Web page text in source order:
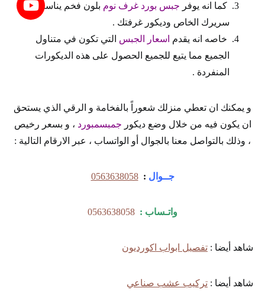
كما انه يوفر جبس بورد غرف نوم بلون فخم يناسب
سريرك الخاص وديكور غرفتك .
خاصه انه يقدم اسعار الجبس التي تكون في متناول
الجميع مما يتيع للجميع الحصول على هذه الديكورات
المنفردة .
و يمكنك ان تعطي منزلك شعوراً بالفخامة و الرقي الذي يستحق
ان يكون فيه من خلال وضع ديكور جمبسمبورد ، و بسعر رخيص
، وذلك بالتواصل معنا بالجوال أو الواتساب ، عبر الارقام التالية :
جــوال :
0563638058
واتـساب : 0563638058
شاهد أيضا : تفصيل ابواب اكورديون
شاهد أيضا : تركيب عشب صناعي